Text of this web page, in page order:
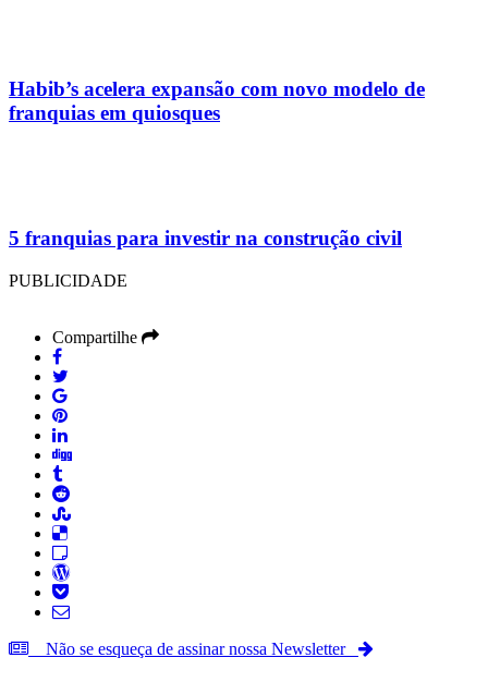
Habib’s acelera expansão com novo modelo de
franquias em quiosques
5 franquias para investir na construção civil
PUBLICIDADE
Compartilhe
Não se esqueça de assinar nossa Newsletter